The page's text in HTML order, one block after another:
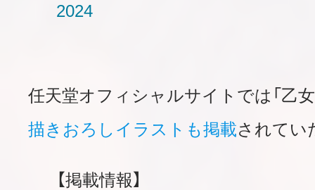
2024
任天堂オフィシャルサイトでは「乙
描きおろしイラストも掲載されてい
【掲載情報】